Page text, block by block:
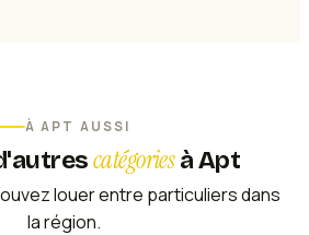
ÀAPT AUSSI
catégoriesàApt
louer entre particuliers dans
la région.